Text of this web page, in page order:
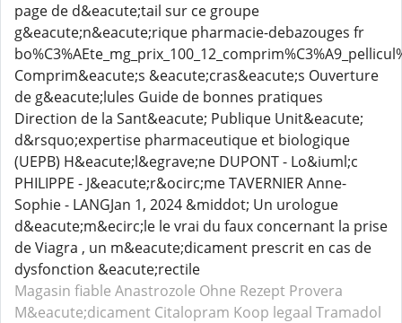
page de d&eacute;tail sur ce groupe
g&eacute;n&eacute;rique pharmacie-debazouges fr
Comprim&eacute;s &eacute;cras&eacute;s Ouverture
de g&eacute;lules Guide de bonnes pratiques
Direction de la Sant&eacute; Publique Unit&eacute;
d&rsquo;expertise pharmaceutique et biologique
(UEPB) H&eacute;l&egrave;ne DUPONT - Lo&iuml;c
PHILIPPE - J&eacute;r&ocirc;me TAVERNIER Anne-
Sophie - LANGJan 1, 2024 &middot; Un urologue
d&eacute;m&ecirc;le le vrai du faux concernant la prise
de Viagra , un m&eacute;dicament prescrit en cas de
dysfonction &eacute;rectile
Magasin fiable Anastrozole Ohne Rezept Provera
M&eacute;dicament Citalopram Koop legaal Tramadol